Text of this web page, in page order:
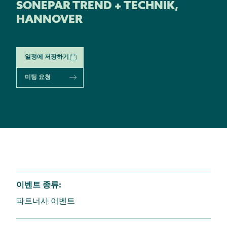
SONEPAR TREND + TECHNIK,
HANNOVER
일정에 저장하기
미팅 요청
이벤트 종류:
파트너사 이벤트